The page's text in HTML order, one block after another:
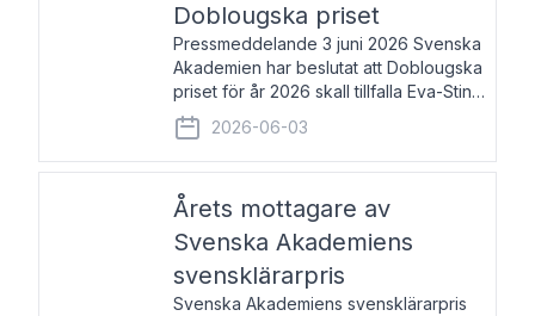
Doblougska priset
Pressmeddelande 3 juni 2026 Svenska
Akademien har beslutat att Doblougska
priset för år 2026 skall tillfalla Eva-Stina
Byggmästar, Magnus Dahlström, Matias
Faldbakken samt Espen Stueland.
Prisbeloppet är 200 000 svenska
2026-06-03
Årets mottagare av
Svenska Akademiens
svensklärarpris
Svenska Akademiens svensklärarpris